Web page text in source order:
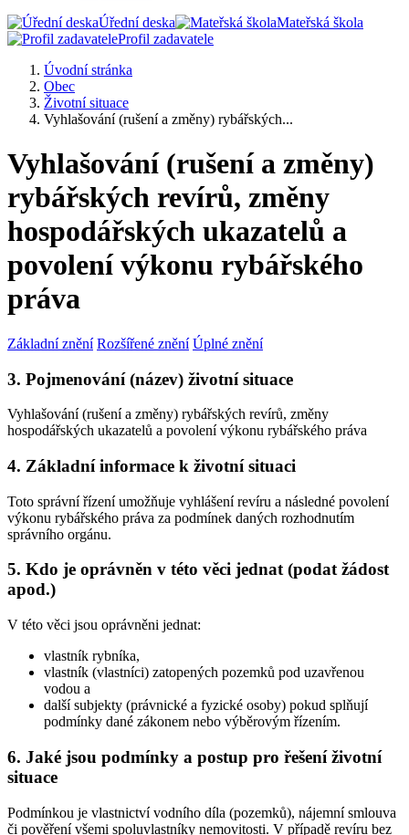
Úřední deska
Mateřská škola
Profil zadavatele
Úvodní stránka
Obec
Životní situace
Vyhlašování (rušení a změny) rybářských...
Vyhlašování (rušení a změny)
rybářských revírů, změny
hospodářských ukazatelů a
povolení výkonu rybářského
práva
Základní znění Rozšířené znění Úplné znění
3. Pojmenování (název) životní situace
Vyhlašování (rušení a změny) rybářských revírů, změny
hospodářských ukazatelů a povolení výkonu rybářského práva
4. Základní informace k životní situaci
Toto správní řízení umožňuje vyhlášení revíru a následné povolení
výkonu rybářského práva za podmínek daných rozhodnutím
správního orgánu.
5. Kdo je oprávněn v této věci jednat (podat žádost
apod.)
V této věci jsou oprávněni jednat:
vlastník rybníka,
vlastník (vlastníci) zatopených pozemků pod uzavřenou
vodou a
další subjekty (právnické a fyzické osoby) pokud splňují
podmínky dané zákonem nebo výběrovým řízením.
6. Jaké jsou podmínky a postup pro řešení životní
situace
Podmínkou je vlastnictví vodního díla (pozemků), nájemní smlouva
či pověření všemi spoluvlastníky nemovitosti. V případě revíru bez